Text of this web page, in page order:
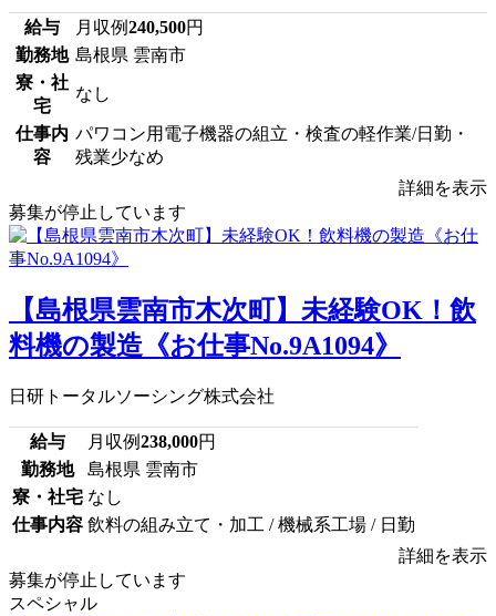
給与 月収例240,500円
勤務地 島根県 雲南市
寮・社
宅
なし
仕事内
容
パワコン用電子機器の組立・検査の軽作業/日勤・
残業少なめ
詳細を表示
募集が停止しています
【島根県雲南市木次町】未経験OK！飲
料機の製造《お仕事No.9A1094》
日研トータルソーシング株式会社
給与 月収例238,000円
勤務地
島根県 雲南市
寮・社宅 なし
仕事内容 飲料の組み立て・加工 / 機械系工場 / 日勤
詳細を表示
募集が停止しています
スペシャル